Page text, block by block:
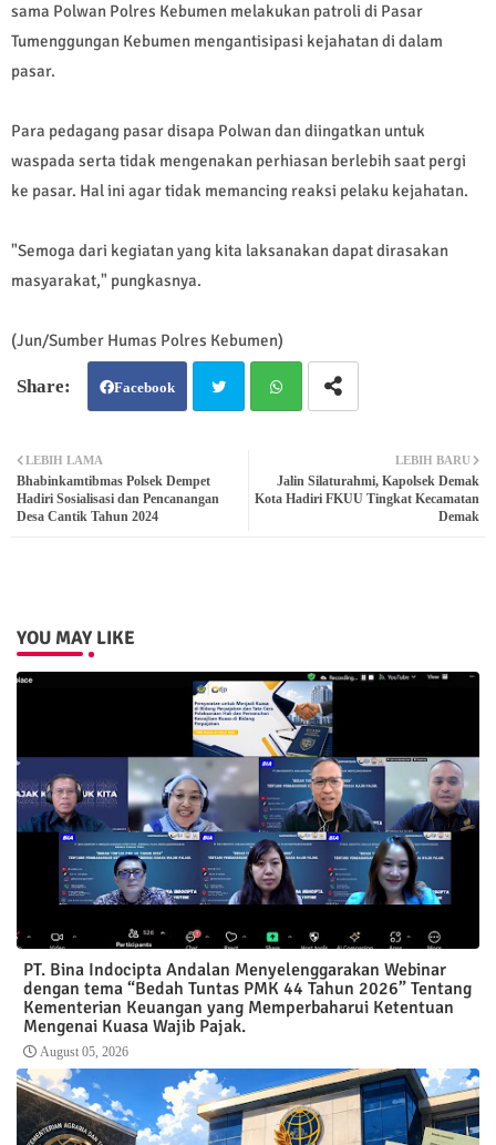
sama Polwan Polres Kebumen melakukan patroli di Pasar
Tumenggungan Kebumen mengantisipasi kejahatan di dalam
pasar.
Para pedagang pasar disapa Polwan dan diingatkan untuk
waspada serta tidak mengenakan perhiasan berlebih saat pergi
ke pasar. Hal ini agar tidak memancing reaksi pelaku kejahatan.
"Semoga dari kegiatan yang kita laksanakan dapat dirasakan
masyarakat," pungkasnya.
(Jun/Sumber Humas Polres Kebumen)
Facebook
ter atsa
LEBIH BARU
Jalin Silaturahmi, Kapolsek Demak
Kota Hadiri FKUU Tingkat Kecamatan
Demak
LEBIH LAMA
Bhabinkamtibmas Polsek Dempet
Hadiri Sosialisasi dan Pencanangan
Desa Cantik Tahun 2024
YOU MAY LIKE
PT. Bina Indocipta Andalan Menyelenggarakan Webinar
dengan tema “Bedah Tuntas PMK 44 Tahun 2026” Tentang
Kementerian Keuangan yang Memperbaharui Ketentuan
Mengenai Kuasa Wajib Pajak.
August 05, 2026